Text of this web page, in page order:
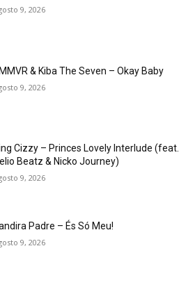
9, 2026
& Kiba The Seven – Okay Baby
9, 2026
Cizzy – Princes Lovely Interlude (feat.
Beatz & Nicko Journey)
9, 2026
Padre – És Só Meu!
9, 2026